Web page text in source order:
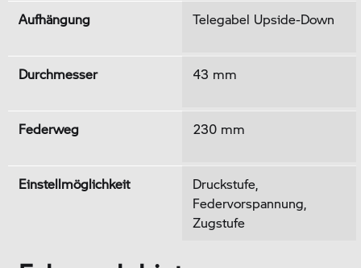
Aufhängung Telegabel Upside-Down
Durchmesser 43 mm
Federweg 230 mm
Einstellmöglichkeit
Druckstufe,
Federvorspannung,
Zugstufe